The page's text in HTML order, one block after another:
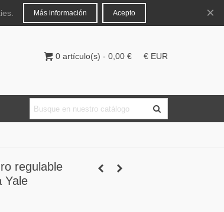
Español Iniciar sesión
0 artículo(s) - 0,00 € € EUR
regulable
Yale
Más información Acepto ×